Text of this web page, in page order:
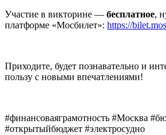
Участие в викторине — бесплатное,
платформе «Мосбилет»: https://
Приходите, будет познавательно и
пользу с новыми впечатлениями!
#финансоваяграмотность #Москва
#открытыйбюджет #электросудно